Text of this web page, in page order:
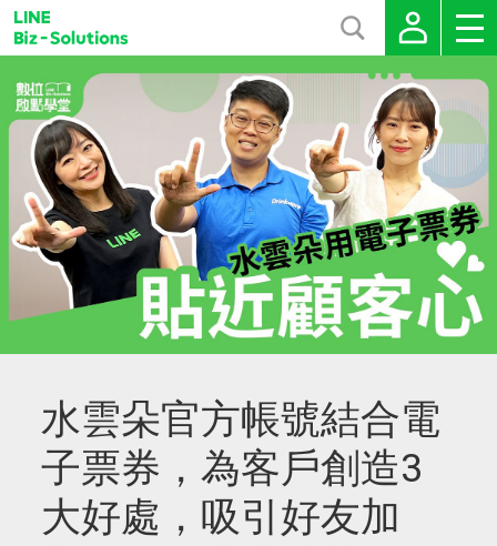
水雲朵官方帳號結合電
子票券，為客戶創造3
大好處，吸引好友加